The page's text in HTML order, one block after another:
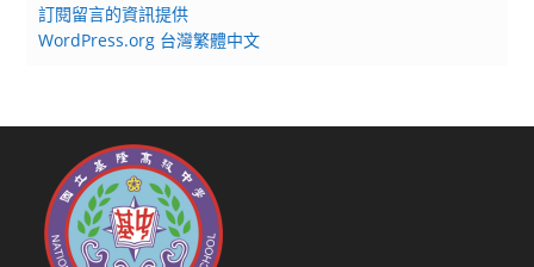
訂閱留言的資訊提供
WordPress.org 台灣繁體中文